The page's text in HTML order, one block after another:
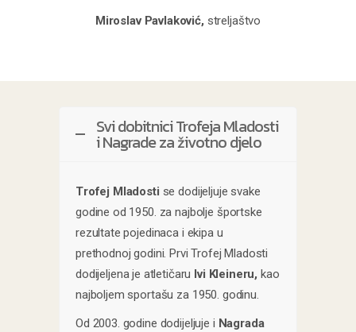
Miroslav Pavlaković, streljaštvo
Svi dobitnici Trofeja Mladosti
i Nagrade za životno djelo
Trofej Mladosti se dodijeljuje svake
godine od 1950. za najbolje športske
rezultate pojedinaca i ekipa u
prethodnoj godini. Prvi Trofej Mladosti
dodijeljena je atletičaru Ivi Kleineru,kao
najboljem sportašu za 1950. godinu.
Od 2003. godine dodijeljuje i Nagrada